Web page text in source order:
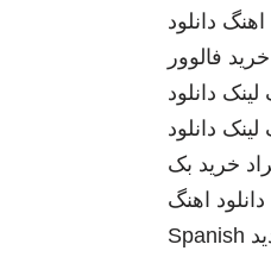
اهنگ دانلود
خرید فالوور
لینک دانلود
لینک دانلود
خرید بک
دانلود اهنگ
Spanish